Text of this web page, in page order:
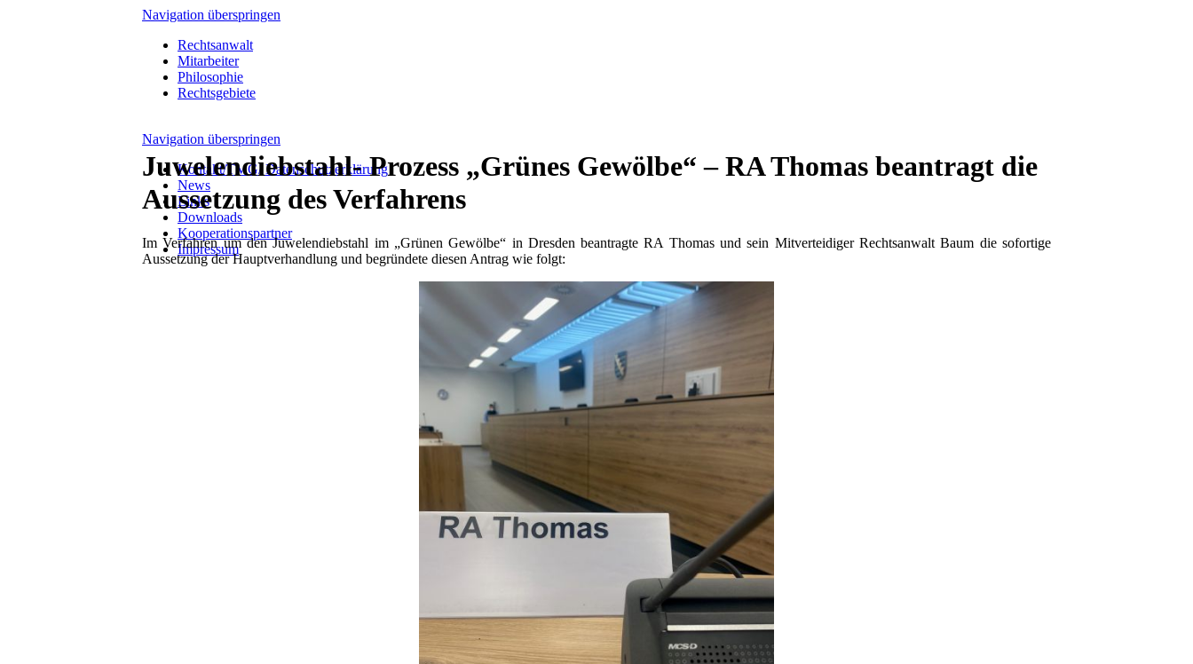
Navigation überspringen
Rechtsanwalt
Mitarbeiter
Philosophie
Rechtsgebiete
Navigation überspringen
Kontakt/TMG/ Datenschutzerklärung
News
Links
Downloads
Kooperationspartner
Impressum
Juwelendiebstahl- Prozess „Grünes Gewölbe“ – RA Thomas beantragt die
Aussetzung des Verfahrens
Im Verfahren um den Juwelendiebstahl im „Grünen Gewölbe“ in Dresden beantragte RA Thomas und sein Mitverteidiger Rechtsanwalt Baum die sofortige
Aussetzung der Hauptverhandlung und begründete diesen Antrag wie folgt: